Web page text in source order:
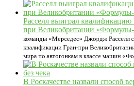
Расселл выиграл квалификацию
при Великобритании
команды «Мерседес» Джордж Расселл
квалификации Гран-при
мира по автогонкам в классе машин
В Роскачестве назвали способ